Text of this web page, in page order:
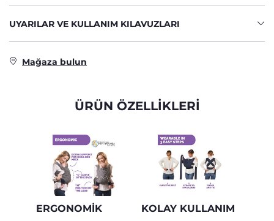
UYARILAR VE KULLANIM KILAVUZLARI
Mağaza bulun
ÜRÜN ÖZELLİKLERİ
ERGONOMIK KOLAY KULLANIM